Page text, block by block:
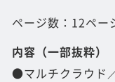
ページ数：12ペー
内容（一部抜粋）
●マルチクラウド